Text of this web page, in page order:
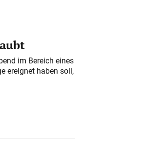
im Bereich eines
ereignet haben soll,